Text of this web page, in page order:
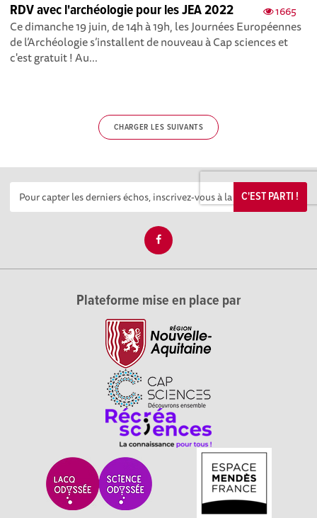
1665
RDV avec l'archéologie pour les JEA 2022
Ce dimanche 19 juin, de 14h à 19h, les Journées Européennes
de l’Archéologie s’installent de nouveau à Cap sciences et
c'est gratuit ! Au...
CHARGER LES SUIVANTS
C'EST PARTI !
Plateforme mise en place par